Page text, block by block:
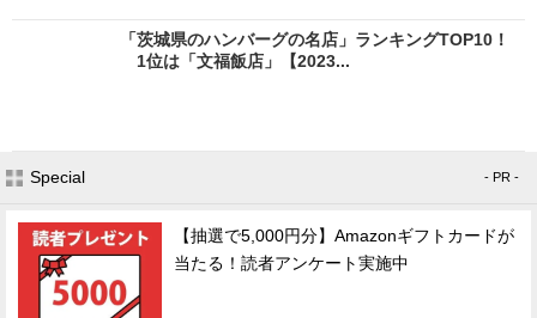
「茨城県のハンバーグの名店」ランキングTOP10！
1位は「文福飯店」【2023...
Special - PR -
【抽選で5,000円分】Amazonギフトカードが
当たる！読者アンケート実施中